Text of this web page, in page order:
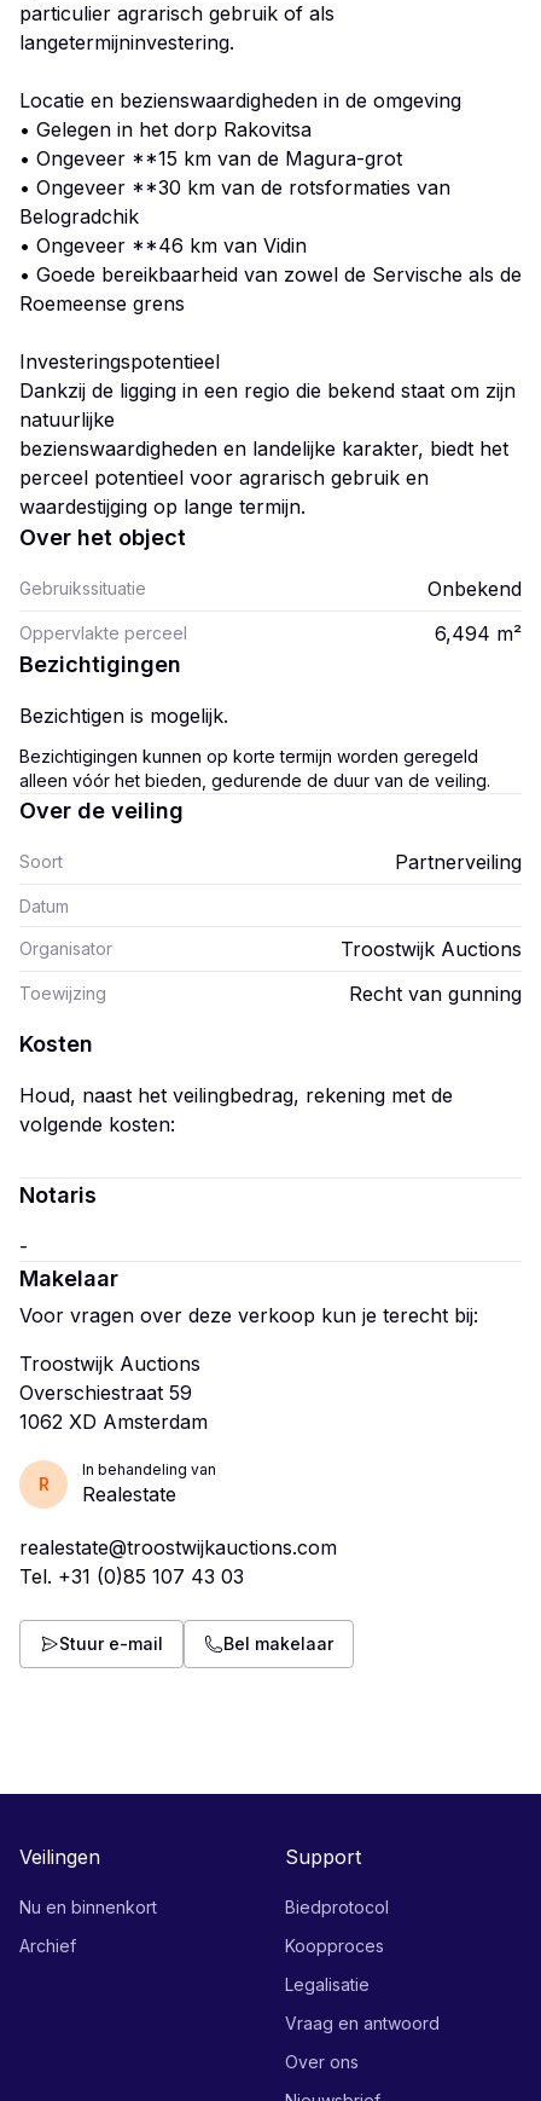
particulier agrarisch gebruik of als
langetermijninvestering.
Locatie en bezienswaardigheden in de omgeving
• Gelegen in het dorp Rakovitsa
• Ongeveer **15 km van de Magura-grot
• Ongeveer **30 km van de rotsformaties van
Belogradchik
• Ongeveer **46 km van Vidin
• Goede bereikbaarheid van zowel de Servische als de
Roemeense grens
Investeringspotentieel
Dankzij de ligging in een regio die bekend staat om zijn
natuurlijke
bezienswaardigheden en landelijke karakter, biedt het
perceel potentieel voor agrarisch gebruik en
waardestijging op lange termijn.
Over het object
Gebruikssituatie Onbekend
Oppervlakte perceel 6,494 m²
Bezichtigingen
Bezichtigen is mogelijk.
Bezichtigingen kunnen op korte termijn worden geregeld
alleen vóór het bieden, gedurende de duur van de veiling.
Over de veiling
Soort Partnerveiling
Datum
Organisator Troostwijk Auctions
Toewijzing Recht van gunning
Kosten
Houd, naast het veilingbedrag, rekening met de
volgende kosten:
Notaris
Makelaar
Voor vragen over deze verkoop kun je terecht bij:
Troostwijk Auctions
Overschiestraat 59
R
In behandeling van
Realestate
realestate@troostwijkauctions.com
Tel. +31 (0)85 107 43 03
Stuur e-mail Bel makelaar
Veilingen
Nu en binnenkort
Archief
Support
Biedprotocol
Koopproces
Legalisatie
Vraag en antwoord
Over ons